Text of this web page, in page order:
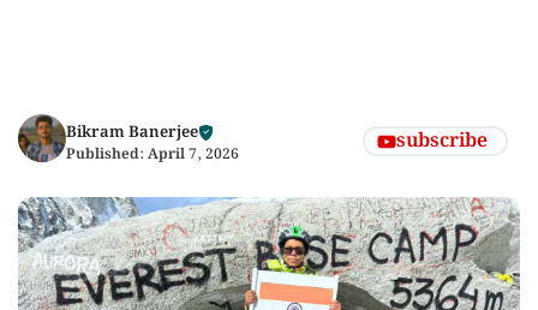
Bikram Banerjee
Published: April 7, 2026 subscribe